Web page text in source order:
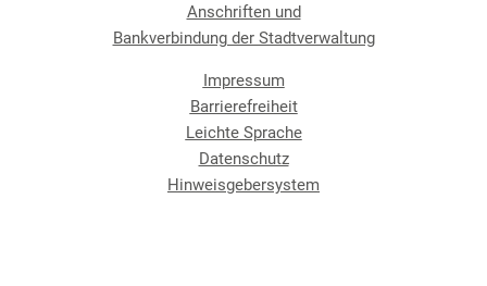
Anschriften und
Bankverbindung der Stadtverwaltung
Impressum
Barrierefreiheit
Leichte Sprache
Datenschutz
Hinweisgebersystem